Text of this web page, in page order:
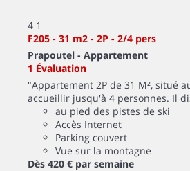
4 1
F205 - 31 m2 - 2P - 2/4 pers
Prapoutel - Appartement
1 Évaluation
"Appartement 2P de 31 M², situé
accueillir jusqu'à 4 personnes. Il
au pied des pistes de ski
Accès Internet
Parking couvert
Vue sur la montagne
Dès 420 € par semaine